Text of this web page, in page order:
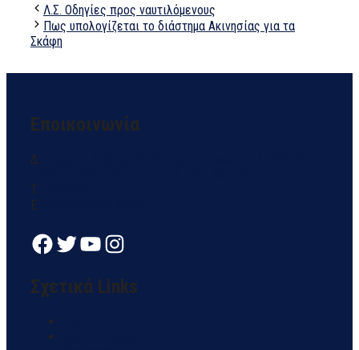
Λ.Σ. Οδηγίες προς ναυτιλόμενους
Πως υπολογίζεται το διάστημα Ακινησίας για τα
Σκάφη
Εποικοινωνία
Δ.
Τ.
E.
Facebook
Twitter
YouTubeInstagram
Σχετικά Links